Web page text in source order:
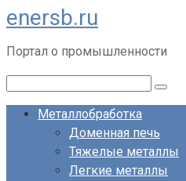
Перейти
к
контенту
enersb.ru
Портал о промышленности
Металлобработка
Доменная печь
Тяжелые металлы
Легкие металлы